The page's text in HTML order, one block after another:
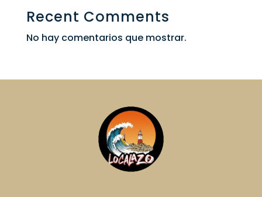
Recent Comments
No hay comentarios que mostrar.